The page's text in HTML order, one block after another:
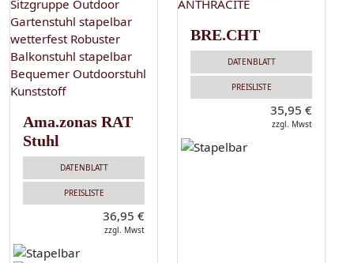
Ama.zonas RAT
Stuhl
DATENBLATT
PREISLISTE
36,95 €
zzgl. Mwst
BRE.CHT
DATENBLATT
PREISLISTE
35,95 €
zzgl. Mwst